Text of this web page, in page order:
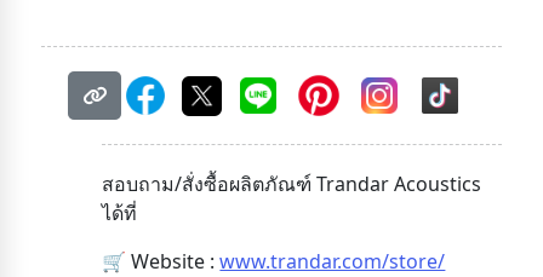
สอบถาม/สั่งซื้อผลิตภัณฑ์ Trandar Acoustics
ได้ที่
🛒 Website :www.trandar.com/store/